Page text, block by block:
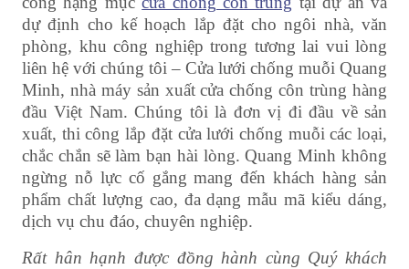
dự định cho kế hoạch lắp đặt cho ngôi nhà, văn
phòng, khu công nghiệp trong tương lai vui lòng
liên hệ với chúng tôi – Cửa lưới chống muỗi Quang
Minh, nhà máy sản xuất cửa chống côn trùng hàng
đầu Việt Nam. Chúng tôi là đơn vị đi đầu về sản
xuất, thi công lắp đặt cửa lưới chống muỗi các loại,
chắc chắn sẽ làm bạn hài lòng. Quang Minh không
ngừng nỗ lực cố gắng mang đến khách hàng sản
phẩm chất lượng cao, đa dạng mẫu mã kiểu dáng,
dịch vụ chu đáo, chuyên nghiệp.
Rất hân hạnh được đồng hành cùng Quý khách